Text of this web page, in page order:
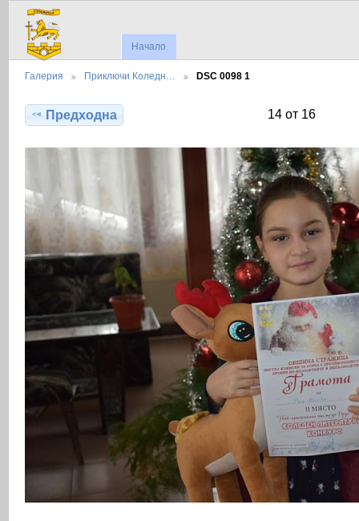
Начало
Галерия Приключи Коледн… DSC 0098 1
Предходна 14 от 16